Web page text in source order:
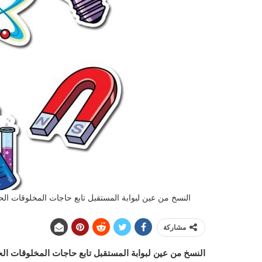
النسخ من عين لبوابة المستقبل تابع حاجات المخلوقات
مشاركة